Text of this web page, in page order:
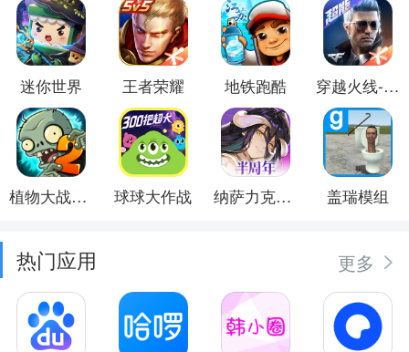
迷你世界 王者荣耀 地铁跑酷 穿越火线-枪战王者
植物大战僵尸2 球球大作战 纳萨力克之王 盖瑞模组
热门应用 更多